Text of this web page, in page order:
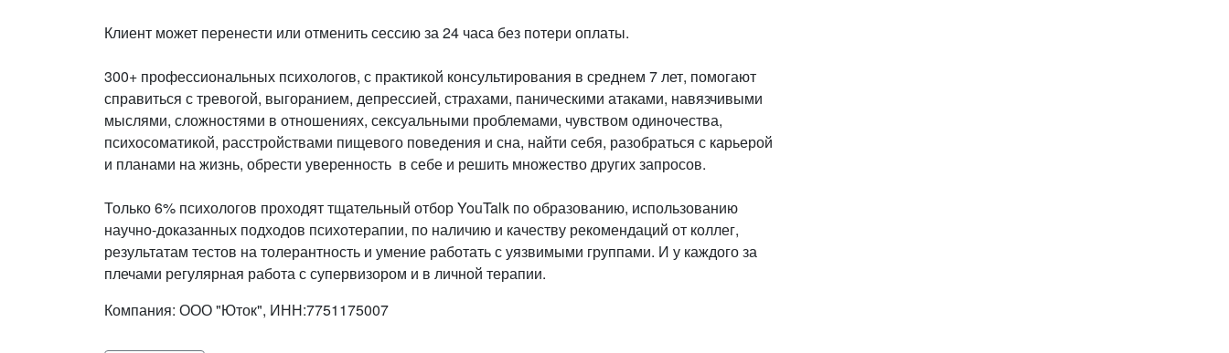
Клиент может перенести или отменить сессию за 24 часа без потери оплаты.
300+ профессиональных психологов, с практикой консультирования в среднем 7 лет, помогают
справиться с тревогой, выгоранием, депрессией, страхами, паническими атаками, навязчивыми
мыслями, сложностями в отношениях, сексуальными проблемами, чувством одиночества,
психосоматикой, расстройствами пищевого поведения и сна, найти себя, разобраться с карьерой
и планами на жизнь, обрести уверенность в себе и решить множество других запросов.
Только 6% психологов проходят тщательный отбор YouTalk по образованию, использованию
научно-доказанных подходов психотерапии, по наличию и качеству рекомендаций от коллег,
результатам тестов на толерантность и умение работать с уязвимыми группами. И у каждого за
плечами регулярная работа с супервизором и в личной терапии.
Компания: ООО "Юток", ИНН:7751175007